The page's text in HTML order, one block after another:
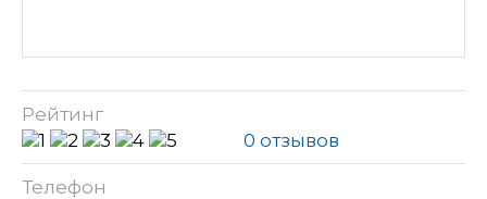
Рейтинг
0 отзывов
Телефон